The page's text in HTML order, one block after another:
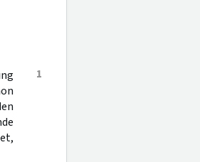
1